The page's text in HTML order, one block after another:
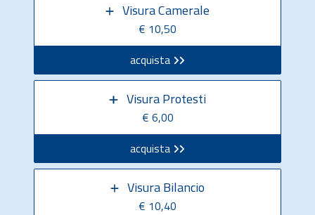
Visura Camerale
€ 10,50
acquista
Visura Protesti
€ 6,00
acquista
Visura Bilancio
€ 10,40